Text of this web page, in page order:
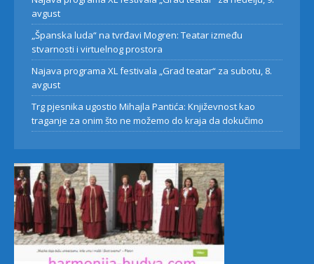
avgust
„Španska luda“ na tvrđavi Mogren: Teatar između
stvarnosti i virtuelnog prostora
Najava programa XL festivala „Grad teatar“ za subotu, 8.
avgust
Trg pjesnika ugostio Mihajla Pantića: Književnost kao
traganje za onim što ne možemo do kraja da dokučimo